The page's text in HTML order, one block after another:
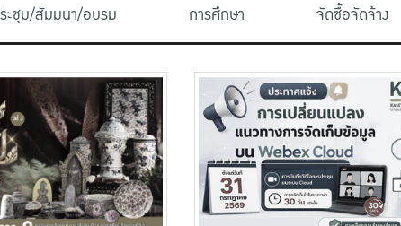
ะชุม/สัมมนา/อบรม การศึกษา จัดซื้อจัดจ้าง